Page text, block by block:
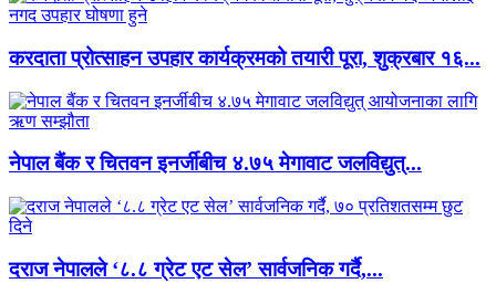
करदाता प्रोत्साहन उपहार कार्यक्रमको तयारी पूरा, शुक्रबार १६...
नेपाल बैंक र चितवन इनर्जीबीच ४.७५ मेगावाट जलविद्युत्...
दराज नेपालले ‘८.८ ग्रेट एट सेल’ सार्वजनिक गर्दै,...